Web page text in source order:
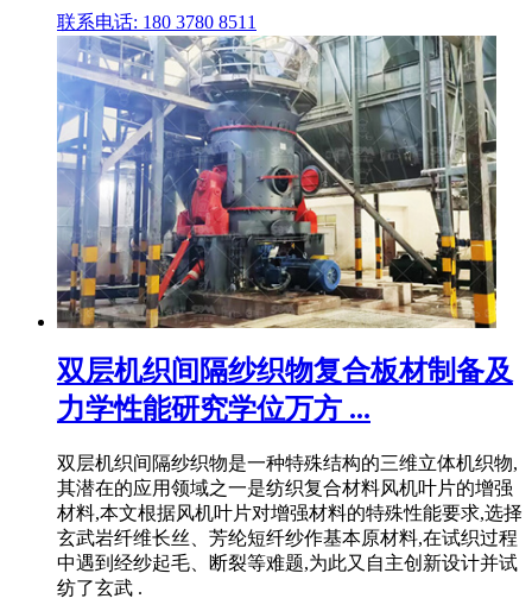
联系电话: 180 3780 8511
双层机织间隔纱织物复合板材制备及
力学性能研究学位万方 ...
双层机织间隔纱织物是一种特殊结构的三维立体机织物,
其潜在的应用领域之一是纺织复合材料风机叶片的增强
材料,本文根据风机叶片对增强材料的特殊性能要求,选择
玄武岩纤维长丝、芳纶短纤纱作基本原材料,在试织过程
中遇到经纱起毛、断裂等难题,为此又自主创新设计并试
纺了玄武 .